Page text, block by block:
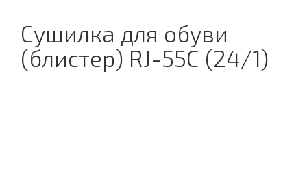
Сушилка для обуви
(блистер) RJ-55С (24/1)